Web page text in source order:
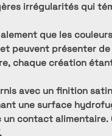
irrégularités qui
que les
peuvent présenter
chaque création
avec un finition
une surface
contact alimentaire.